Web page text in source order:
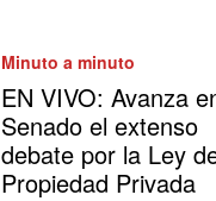
Minuto a minuto
EN VIVO: Avanza
Senado el extenso
debate por la Ley
Propiedad Privada